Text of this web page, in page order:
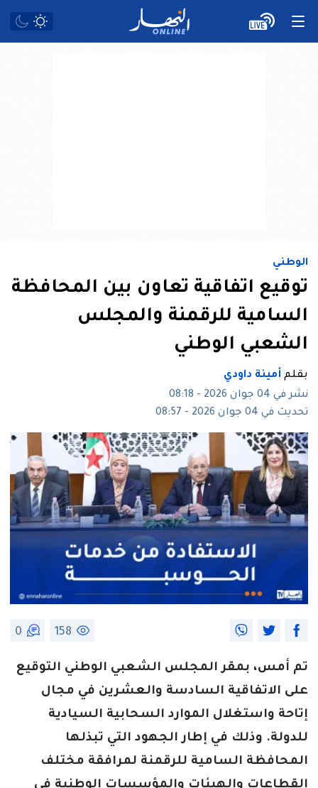
الوطني
توقيع اتفاقية تعاون بين المحافظة
السامية للرقمنة والمجلس
الشعبي الوطني
بقلم أمينة داودي
نشر في 04 جوان 2026 - 08:18
تحديث في 04 جوان 2026 - 08:57
158
0
تم أمس، بمقر المجلس الشعبي الوطني التوقيع
على الاتفاقية السادسة والعشرين في مجال
إتاحة واستغلال الموارد السحابية السيادية
للدولة. وذلك في إطار الجهود التي تبذلها
المحافظة السامية للرقمنة لمرافقة مختلف
القطاعات والهيئات والمؤسسات الوطنية في